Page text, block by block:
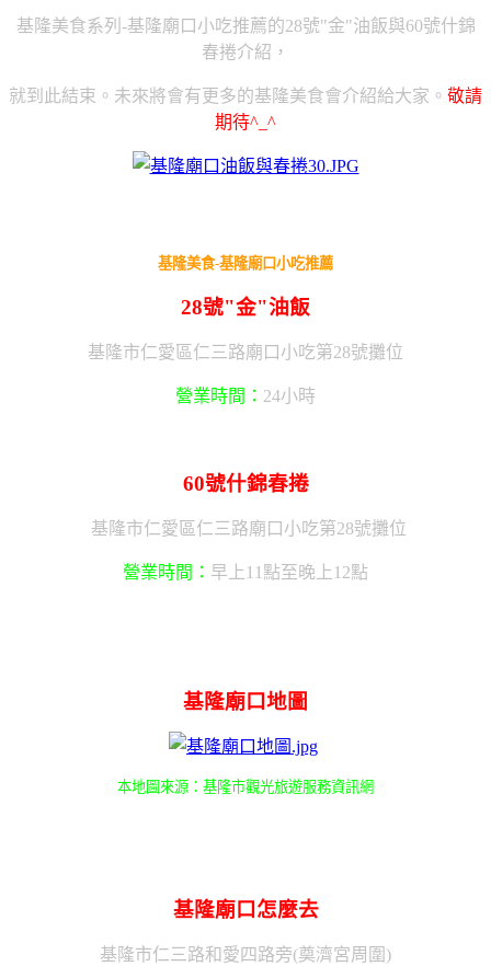
基隆美食系列-基隆廟口小吃推薦的28號"金"油飯與60號什錦
春捲介紹，
就到此結束。未來將會有更多的基隆美食會介紹給大家。 敬請
期待^_^
基隆美食-基隆廟口小吃推薦
28號"金"油飯
基隆市仁愛區仁三路廟口小吃第28號攤位
營業時間： 24小時
60號什錦春捲
基隆市仁愛區仁三路廟口小吃第28號攤位
營業時間： 早上11點至晚上12點
基隆廟口地圖
本地圖來源：基隆市觀光旅遊服務資訊網
基隆廟口怎麼去
基隆市仁三路和愛四路旁(奠濟宮周圍)